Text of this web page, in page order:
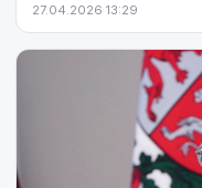
27.04.2026 13:29